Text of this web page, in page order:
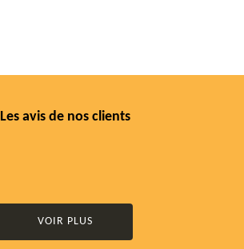
Les avis de nos clients
VOIR PLUS